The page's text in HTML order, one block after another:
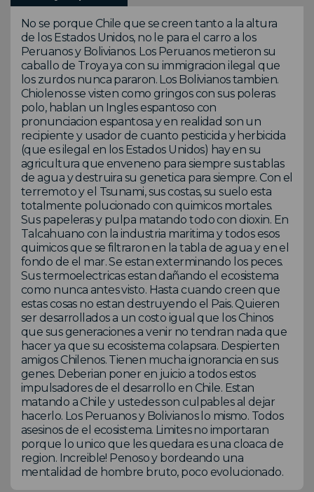
No se porque Chile que se creen tanto a la altura
de los Estados Unidos, no le para el carro a los
Peruanos y Bolivianos. Los Peruanos metieron su
caballo de Troya ya con su immigracion ilegal que
los zurdos nunca pararon. Los Bolivianos tambien.
Chiolenos se visten como gringos con sus poleras
polo, hablan un Ingles espantoso con
pronunciacion espantosa y en realidad son un
recipiente y usador de cuanto pesticida y herbicida
(que es ilegal en los Estados Unidos) hay en su
agricultura que enveneno para siempre sus tablas
de agua y destruira su genetica para siempre. Con el
terremoto y el Tsunami, sus costas, su suelo esta
totalmente polucionado con quimicos mortales.
Sus papeleras y pulpa matando todo con dioxin. En
Talcahuano con la industria maritima y todos esos
quimicos que se filtraron en la tabla de agua y en el
fondo de el mar. Se estan exterminando los peces.
Sus termoelectricas estan dañando el ecosistema
como nunca antes visto. Hasta cuando creen que
estas cosas no estan destruyendo el Pais. Quieren
ser desarrollados a un costo igual que los Chinos
que sus generaciones a venir no tendran nada que
hacer ya que su ecosistema colapsara. Despierten
amigos Chilenos. Tienen mucha ignorancia en sus
genes. Deberian poner en juicio a todos estos
impulsadores de el desarrollo en Chile. Estan
matando a Chile y ustedes son culpables al dejar
hacerlo. Los Peruanos y Bolivianos lo mismo. Todos
asesinos de el ecosistema. Limites no importaran
porque lo unico que les quedara es una cloaca de
region. Increible! Penoso y bordeando una
mentalidad de hombre bruto, poco evolucionado.